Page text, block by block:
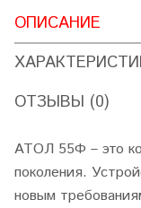
ОПИСАНИЕ
ОТЗЫВЫ (0)
АТОЛ 55Ф – это
поколения.
новым